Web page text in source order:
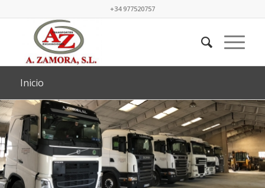
+34 977520757
Inicio